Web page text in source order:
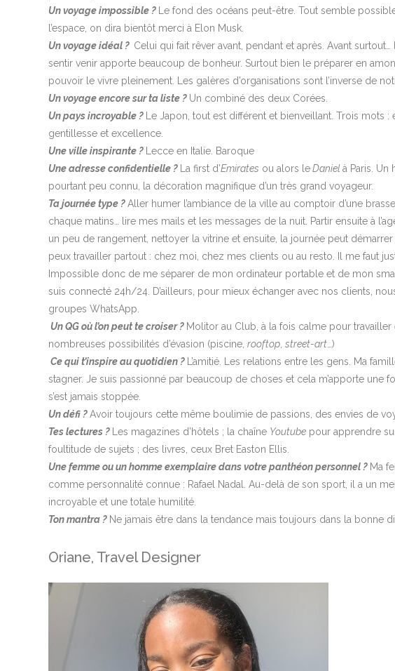
Un voyage impossible ? Le fond des océans peut-être. Tout semble
l’espace, on dira bientôt merci à Elon Musk.
Un voyage idéal ? Celui qui fait rêver avant, pendant et après. Avant
sentir venir apporte beaucoup de bonheur. Surtout bien le préparer en
pouvoir le vivre pleinement. Les galères d’organisations sont l’inverse de
Un voyage encore sur ta liste ? Un combiné des deux Corées.
Un pays incroyable ? Le Japon, tout est différent et bienveillant. Trois mots :
gentillesse et excellence.
Une ville inspirante ? Lecce en Italie. Baroque
Une adresse confidentielle ? La first d’Emirates ou alors leDanielà Paris. Un
pourtant peu connu, la décoration magnifique d’un très grand voyageur.
Ta journée type ?Aller humer l’ambiance de la ville au comptoir d’une
chaque matins… lire mes mails et les messages de la nuit. Partir ensuite à
un peu de rangement, nettoyer la vitrine et ensuite, la journée peut démarrer
peux travailler partout : chez moi, chez mes clients ou au resto. Il me faut
Impossible donc de me séparer de mon ordinateur portable et de mon
suis connecté 24h/24. D’ailleurs, pour mieux échanger avec nos clients,
groupes WhatsApp.
Un QG où l’on peut te croiser ? Molitor au Club, à la fois calme pour travailler
nombreuses possibilités d’évasion (piscine, rooftop, street-art…)
Ce qui t’inspire au quotidien ? L’amitié. Les relations entre les gens. Ma
stagner. Je suis passionné par beaucoup de choses et cela m’apporte une
s’est jamais stoppée.
Un défi ?Avoir toujours cette même boulimie de passions, des envies de
Tes lectures ? Les magazines d’hôtels ; la chaîne Youtubepour apprendre
foultitude de sujets ; des livres, ceux Bret Easton Ellis.
Une femme ou un homme exemplaire dans votre panthéon personnel ? Ma
comme personnalité connue : Rafael Nadal. Au-delà de son sport, il a un
incroyable et une totale humilité.
Ton mantra ? Ne jamais être dans la tendance mais toujours dans la bonne
Oriane, Travel Designer